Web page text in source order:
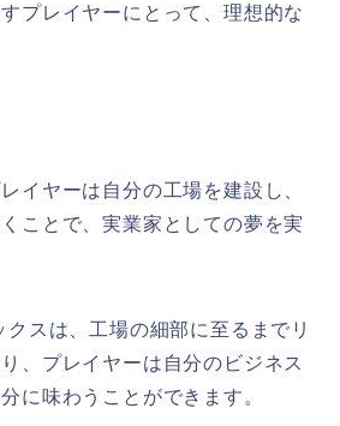
プレイヤーにとって、理想的な
イヤーは自分の工場を建設し、
ことで、実業家としての夢を実
スは、工場の細部に至るまでリ
、プレイヤーは自分のビジネス
に味わうことができます。